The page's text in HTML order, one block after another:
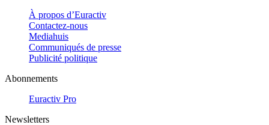
À propos d’Euractiv
Contactez-nous
Mediahuis
Communiqués de presse
Publicité politique
Abonnements
Euractiv Pro
Newsletters